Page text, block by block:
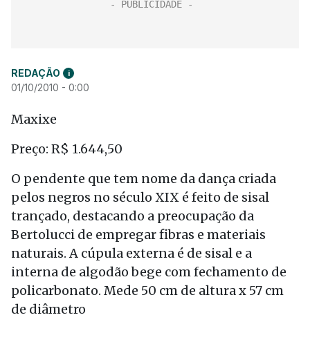
REDAÇÃO i
01/10/2010 - 0:00
Maxixe
Preço: R$ 1.644,50
O pendente que tem nome da dança criada
pelos negros no século XIX é feito de sisal
trançado, destacando a preocupação da
Bertolucci de empregar fibras e materiais
naturais. A cúpula externa é de sisal e a
interna de algodão bege com fechamento de
policarbonato. Mede 50 cm de altura x 57 cm
de diâmetro